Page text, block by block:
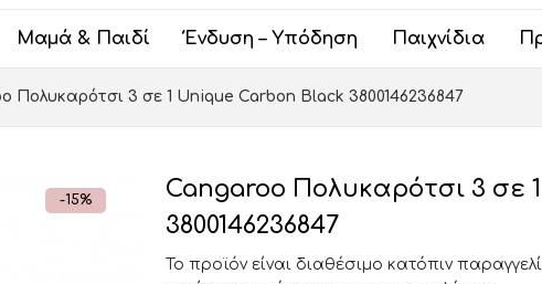
Μαμά & Παιδί Ένδυση – Υπόδηση Παιχνίδια
Πολυκαρότσι 3 σε 1 Unique Carbon Black 3800146236847
-15%
Cangaroo Πολυκαρότσι 3 σε
3800146236847
Το προϊόν είναι διαθέσιμο κατόπιν